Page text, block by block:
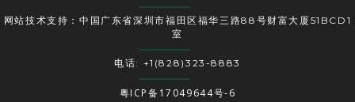
网站技术支持：中国广东省深圳市福田区福华三路88号财富大厦51BCD1
室
电话: +1(828)323-8883
粤ICP备17049644号-6